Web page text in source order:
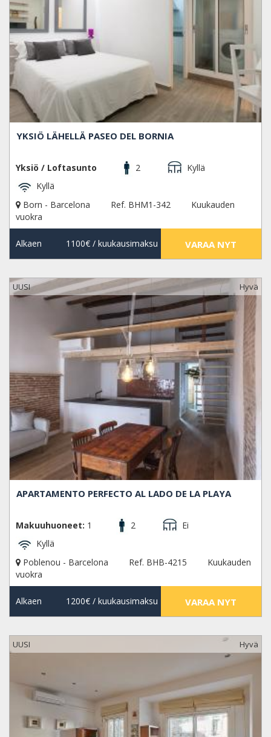
YKSIÖ LÄHELLÄ PASEO DEL BORNIA
Yksiö / Loftasunto 2
Kyllä
Kyllä
Born - Barcelona
Ref. BHM1-342
Kuukauden
vuokra
Alkaen 1100€/ kuukausimaksu VARAA NYT
UUSI Hyvä
APARTAMENTO PERFECTO AL LADO DE LA PLAYA
Makuuhuoneet: 1 2
Ei
Kyllä
Poblenou - Barcelona
Ref. BHB-4215
Kuukauden
vuokra
Alkaen 1200€/ kuukausimaksu VARAA NYT
UUSI Hyvä